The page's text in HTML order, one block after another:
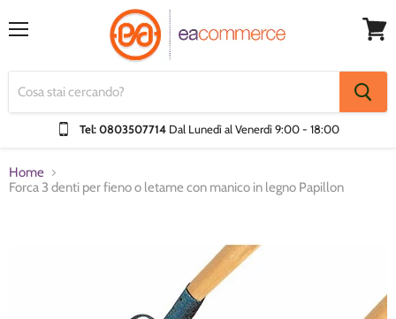
Tel: 0803507714 Dal Lunedì al Venerdì9:00 - 18:00
Home
Forca 3 denti per fieno o letame con manico in legno Papillon